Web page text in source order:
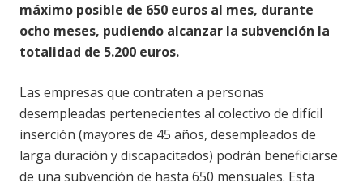
máximo posible de 650 euros al mes, durante
ocho meses, pudiendo alcanzar la subvención la
totalidad de 5.200 euros.
Las empresas que contraten a personas
desempleadas pertenecientes al colectivo de difícil
inserción (mayores de 45 años, desempleados de
larga duración y discapacitados) podrán beneficiarse
de una subvención de hasta 650 mensuales. Esta